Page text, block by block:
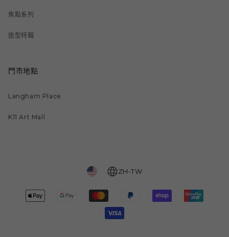
焦點系列
造型特輯
門市地點
Langham Place
K11 Art Mall
ZH-TW